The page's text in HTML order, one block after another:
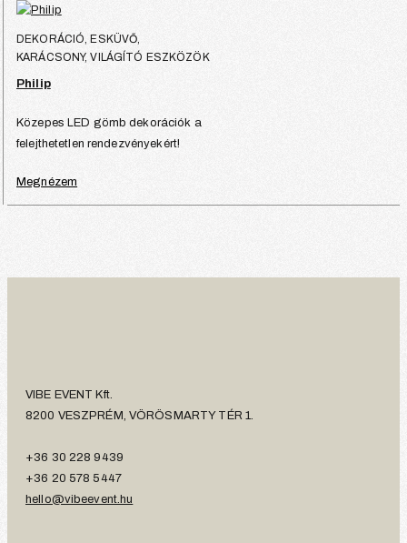
DEKORÁCIÓ, ESKÜVŐ,
KARÁCSONY, VILÁGÍTÓ ESZKÖZÖK
Philip
Közepes LED gömb dekorációk a
felejthetetlen rendezvényekért!
Megnézem
VIBE EVENT Kft.
8200 VESZPRÉM, VÖRÖSMARTY TÉR 1.
+36 30 228 9439
+36 20 578 5447
hello@vibeevent.hu